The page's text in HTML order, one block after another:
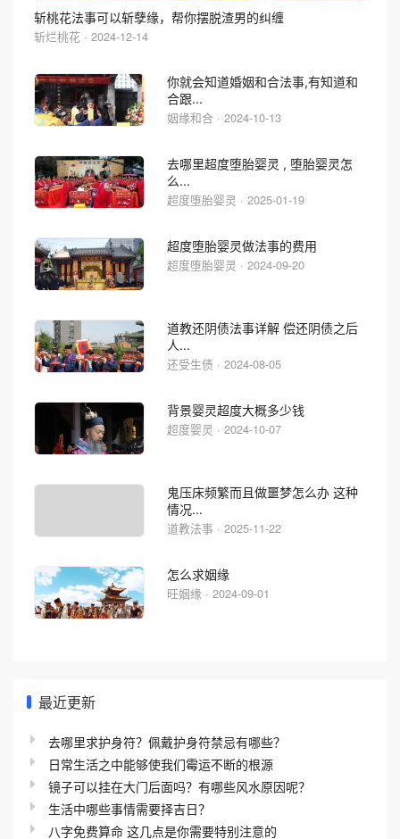
斩桃花法事可以斩孽缘，帮你摆脱渣男的纠缠
斩烂桃花 · 2024-12-14
你就会知道婚姻和合法事,有知道和
合跟...
姻缘和合 · 2024-10-13
去哪里超度堕胎婴灵 , 堕胎婴灵怎
么...
超度堕胎婴灵 · 2025-01-19
超度堕胎婴灵做法事的费用
超度堕胎婴灵 · 2024-09-20
道教还阴债法事详解 偿还阴债之后
人...
还受生债 · 2024-08-05
背景婴灵超度大概多少钱
超度婴灵 · 2024-10-07
鬼压床频繁而且做噩梦怎么办 这种
情况...
道教法事 · 2025-11-22
怎么求姻缘
旺姻缘 · 2024-09-01
最近更新
去哪里求护身符？佩戴护身符禁忌有哪些？
日常生活之中能够使我们霉运不断的根源
镜子可以挂在大门后面吗？有哪些风水原因呢？
生活中哪些事情需要择吉日？
八字免费算命 这几点是你需要特别注意的